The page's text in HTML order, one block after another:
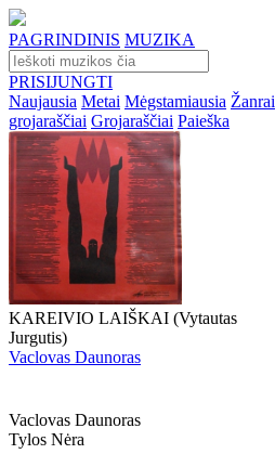
PAGRINDINIS MUZIKA
PRISIJUNGTI
Naujausia Metai Mėgstamiausia Žanrai
grojaraščiai Grojaraščiai Paieška
KAREIVIO LAIŠKAI (Vytautas
Jurgutis)
Vaclovas Daunoras
Vaclovas Daunoras
Tylos Nėra